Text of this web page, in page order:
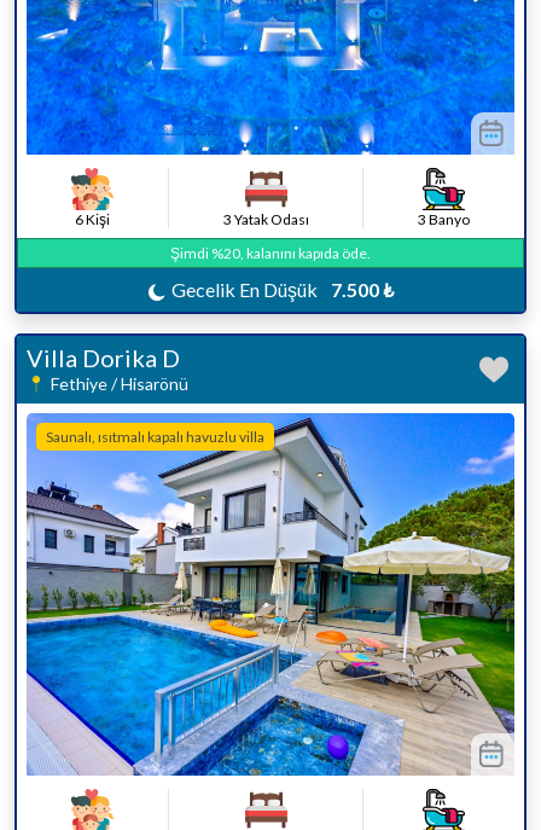
6 Kişi 3 Yatak Odası
3 Banyo
Şimdi %20, kalanını kapıda öde.
Gecelik En Düşük 7.500 ₺
Villa Dorika D
Fethiye / Hisarönü
Saunalı, ısıtmalı kapalı havuzlu villa